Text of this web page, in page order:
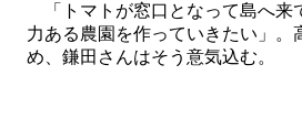
「トマトが窓口となって島へ来
力ある農園を作っていきたい」。
め、鎌田さんはそう意気込む。